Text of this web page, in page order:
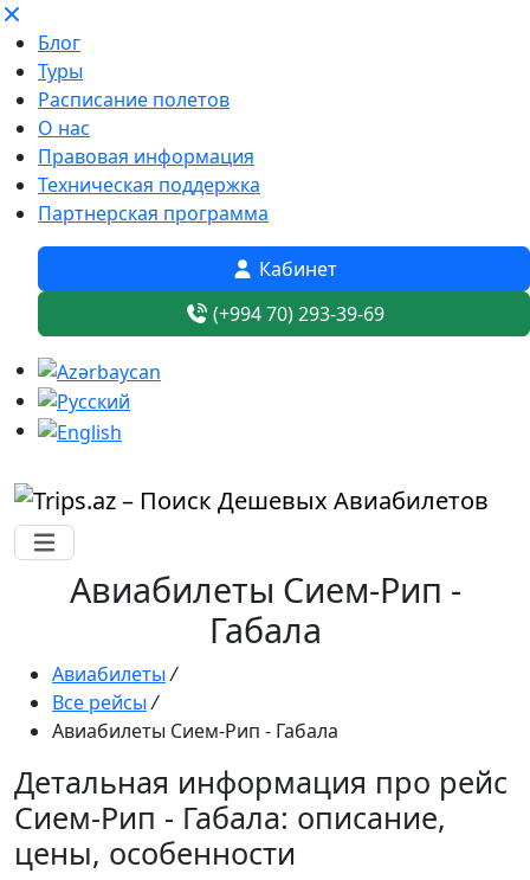
Блог
Туры
Расписание полетов
О нас
Правовая информация
Техническая поддержка
Партнерская программа
Кабинет
(+994 70) 293-39-69
Авиабилеты Сием-Рип -
Габала
Авиабилеты /
Все рейсы /
Авиабилеты Сием-Рип - Габала
Детальная информация про рейс
Сием-Рип - Габала: описание,
цены, особенности